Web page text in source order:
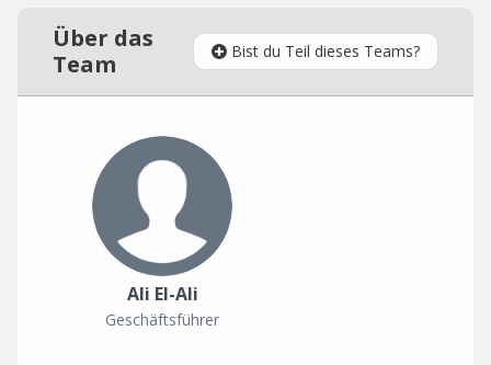
Über das
Team
Bist du Teil dieses Teams?
Ali El-Ali
Geschäftsführer